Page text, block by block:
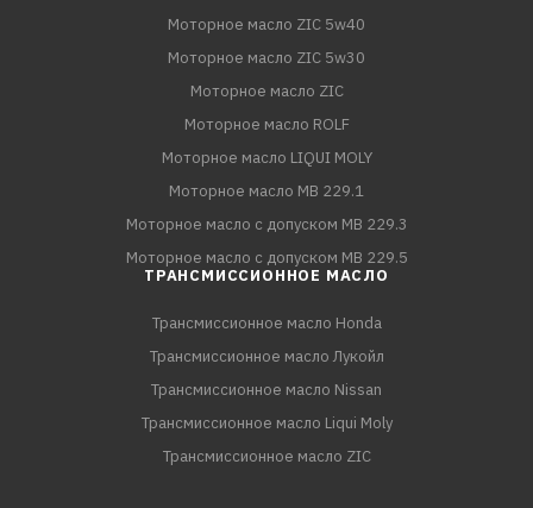
Моторное масло ZIC 5w40
Моторное масло ZIC 5w30
Моторное масло ZIC
Моторное масло ROLF
Моторное масло LIQUI MOLY
Моторное масло MB 229.1
Моторное масло с допуском MB 229.3
Моторное масло с допуском MB 229.5
ТРАНСМИССИОННОЕ МАСЛО
Трансмиссионное масло Honda
Трансмиссионное масло Лукойл
Трансмиссионное масло Nissan
Трансмиссионное масло Liqui Moly
Трансмиссионное масло ZIC